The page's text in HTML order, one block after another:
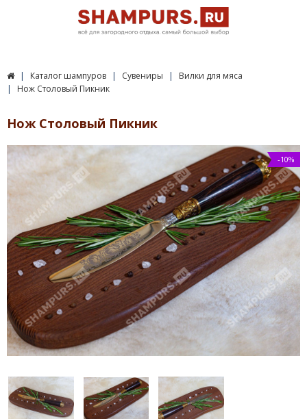
Каталог шампуров Сувениры
Вилки для мяса
Нож Столовый Пикник
Нож Столовый Пикник
-10%